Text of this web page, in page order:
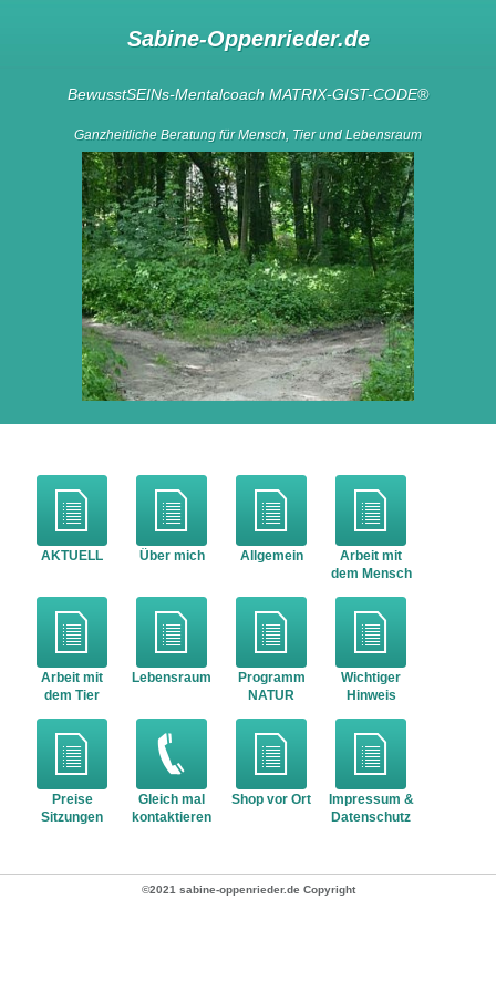
Sabine-Oppenrieder.de
BewusstSEINs-Mentalcoach MATRIX-GIST-CODE®
Ganzheitliche Beratung für Mensch, Tier und Lebensraum
AKTUELL Über mich Allgemein
Arbeit mit
dem Mensch
Arbeit mit
dem Tier
Lebensraum
Programm
NATUR
Wichtiger
Hinweis
Preise
Sitzungen
Gleich mal
kontaktieren
Shop vor Ort
Impressum &
Datenschutz
©2021 sabine-oppenrieder.de Copyright